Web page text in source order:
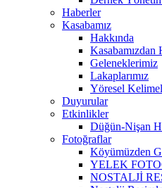
Haberler
Kasabamız
Hakkında
Kasabamızdan
Geleneklerimiz
Lakaplarımız
Yöresel
Duyurular
Etkinlikler
Düğün-Nişan
Fotoğraflar
Köyümüzden
YELEK
NOSTALJİ